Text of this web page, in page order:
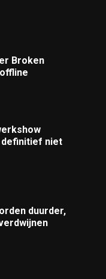
Broken
definitief niet
duurder,